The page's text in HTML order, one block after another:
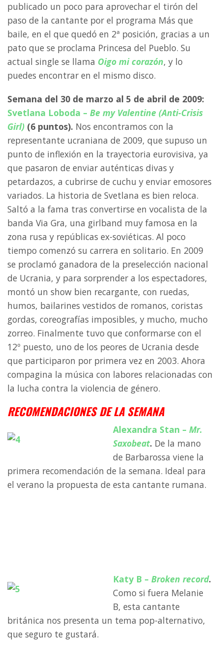
publicado un poco para aprovechar el tirón del
paso de la cantante por el programa Más que
baile, en el que quedó en 2ª posición, gracias a un
pato que se proclama Princesa del Pueblo. Su
actual single se llama Oigo mi corazón, y lo
puedes encontrar en el mismo disco.
Semana del 30 de marzo al 5 de abril de 2009:
Svetlana Loboda – Be my Valentine (Anti-Crisis
Girl) (6 puntos). Nos encontramos con la
representante ucraniana de 2009, que supuso un
punto de inflexión en la trayectoria eurovisiva, ya
que pasaron de enviar auténticas divas y
petardazos, a cubrirse de cuchu y enviar emosores
variados. La historia de Svetlana es bien reloca.
Saltó a la fama tras convertirse en vocalista de la
banda Via Gra, una girlband muy famosa en la
zona rusa y repúblicas ex-soviéticas. Al poco
tiempo comenzó su carrera en solitario. En 2009
se proclamó ganadora de la preselección nacional
de Ucrania, y para sorprender a los espectadores,
montó un show bien recargante, con ruedas,
humos, bailarines vestidos de romanos, coristas
gordas, coreografías imposibles, y mucho, mucho
zorreo. Finalmente tuvo que conformarse con el
12º puesto, uno de los peores de Ucrania desde
que participaron por primera vez en 2003. Ahora
compagina la música con labores relacionadas con
la lucha contra la violencia de género.
RECOMENDACIONES DE LA SEMANA
Alexandra Stan – Mr.
Saxobeat. De la mano
de Barbarossa viene la
primera recomendación de la semana. Ideal para
el verano la propuesta de esta cantante rumana.
Katy B – Broken record.
Como si fuera Melanie
B, esta cantante
británica nos presenta un tema pop-alternativo,
que seguro te gustará.